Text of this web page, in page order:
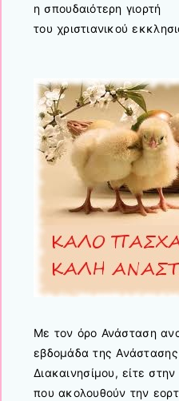
η σπουδαιότερη γιορτή
του χριστιανικού
Με τον όρο Ανάσταση
εβδομάδα της
Διακαινησίμου, είτε
που ακολουθούν την